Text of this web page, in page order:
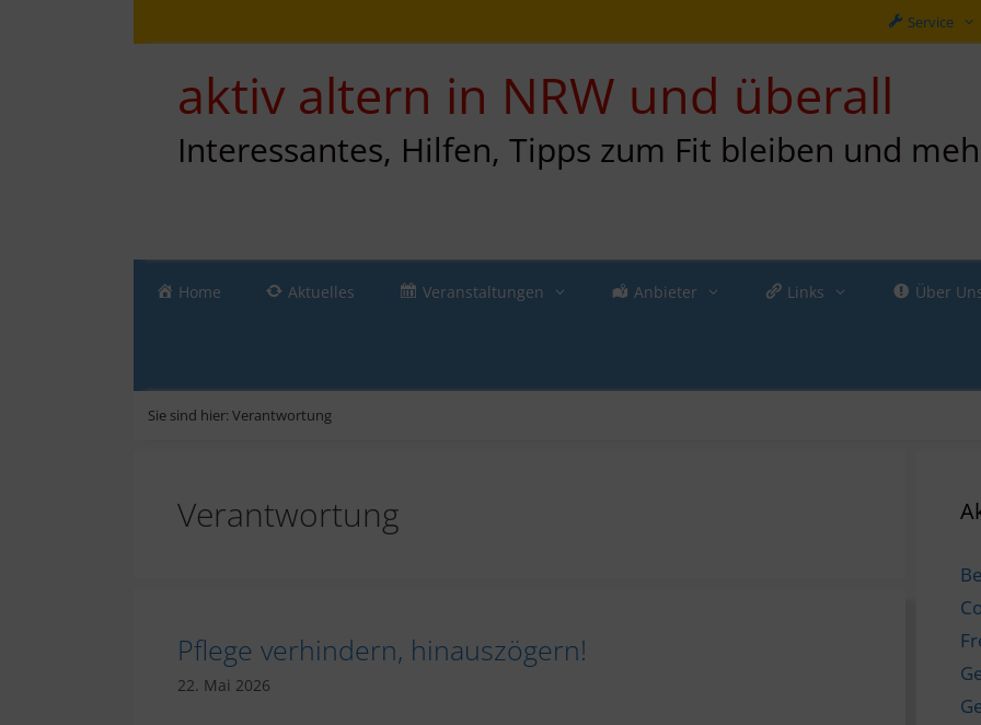
Service
aktiv altern in NRW und überall
Interessantes, Hilfen, Tipps zum Fit bleiben und
Home Aktuelles Veranstaltungen Anbieter Links Über
Sie sind hier: Verantwortung
Verantwortung
Pflege verhindern, hinauszögern!
22. Mai 2026